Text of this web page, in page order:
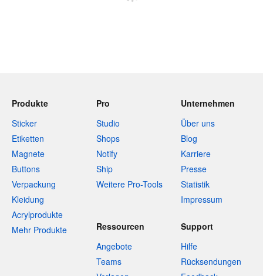
Produkte
Sticker
Etiketten
Magnete
Buttons
Verpackung
Kleidung
Acrylprodukte
Mehr Produkte
Pro
Studio
Shops
Notify
Ship
Weitere Pro-Tools
Unternehmen
Über uns
Blog
Karriere
Presse
Statistik
Impressum
Ressourcen
Angebote
Teams
Support
Hilfe
Rücksendungen